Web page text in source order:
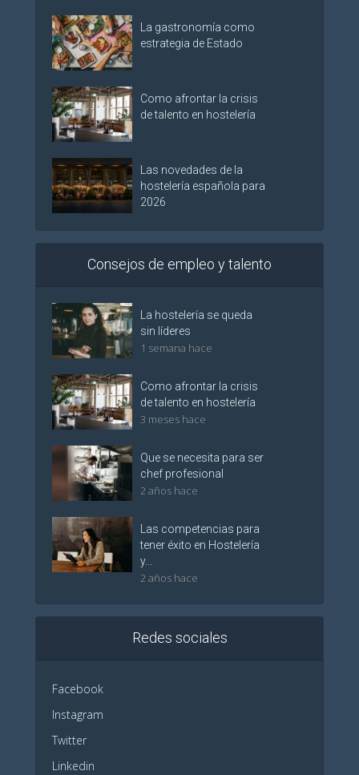
La gastronomía como
estrategia de Estado
Como afrontar la crisis
de talento en hostelería
Las novedades de la
hostelería española para
2026
Consejos de empleo y talento
La hostelería se queda
sin líderes
1 semana hace
Como afrontar la crisis
de talento en hostelería
3 meses hace
Que se necesita para ser
chef profesional
2 años hace
Las competencias para
tener éxito en Hostelería
y...
2 años hace
Redes sociales
Facebook
Instagram
Twitter
Linkedin